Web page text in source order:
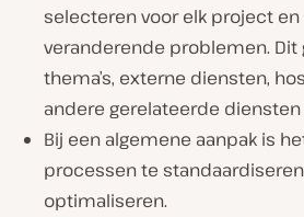
selecteren voor elk project
veranderende problemen. Dit
thema’s, externe diensten,
andere gerelateerde diensten
Bij een algemene aanpak is
processen te
optimaliseren.